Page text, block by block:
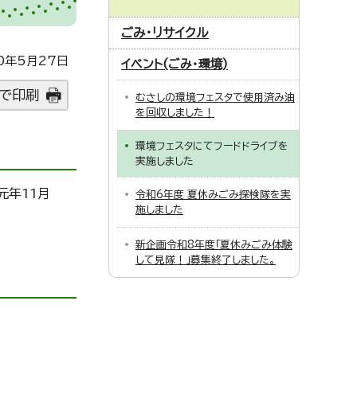
5月27日
印刷
年11月
ごみ・リサイクル
イベント(ごみ・環境)
むさしの環境フェスタで使用済み油
を回収しました！
環境フェスタにてフードドライブを
実施しました
令和6年度 夏休みごみ探検隊を実
施しました
新企画令和8年度「夏休みごみ体験
して見隊！」募集終了しました。